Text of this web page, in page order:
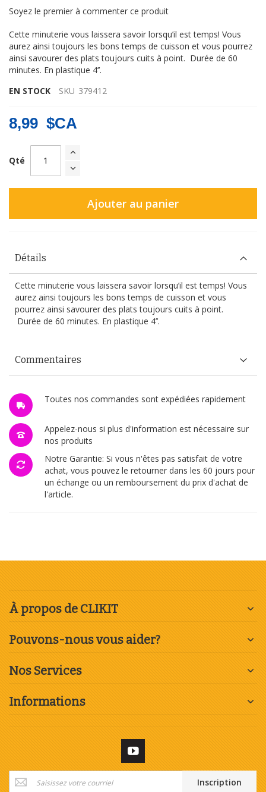
Soyez le premier à commenter ce produit
Cette minuterie vous laissera savoir lorsqu’il est temps! Vous
aurez ainsi toujours les bons temps de cuisson et vous pourrez
ainsi savourer des plats toujours cuits à point. Durée de 60
minutes. En plastique 4’’.
EN STOCK
SKU 379412
8,99 $CA
Qté
Ajouter au panier
Toutes nos commandes sont expédiées rapidement
Appelez-nous si plus d'information est nécessaire sur
nos produits
Notre Garantie: Si vous n'êtes pas satisfait de votre
achat, vous pouvez le retourner dans les 60 jours pour
un échange ou un remboursement du prix d'achat de
l'article.
Détails
Cette minuterie vous laissera savoir lorsqu’il est temps! Vous
aurez ainsi toujours les bons temps de cuisson et vous
pourrez ainsi savourer des plats toujours cuits à point.
Durée de 60 minutes. En plastique 4’’.
Commentaires
À propos de CLIKIT
Pouvons-nous vous aider?
Nos Services
Informations
Inscription
Inscription